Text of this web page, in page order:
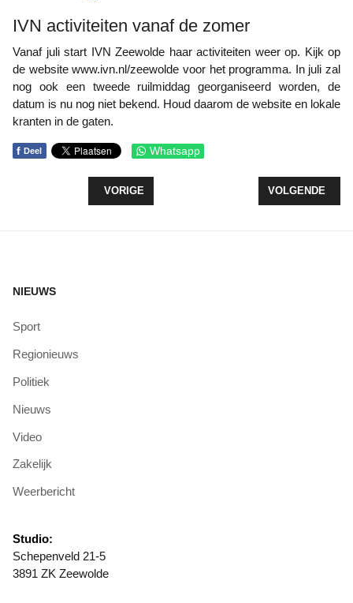
IVN activiteiten vanaf de zomer
Vanaf juli start IVN Zeewolde haar activiteiten weer op. Kijk op
de website www.ivn.nl/zeewolde voor het programma. In juli zal
nog ook een tweede ruilmiddag georganiseerd worden, de
datum is nu nog niet bekend. Houd daarom de website en lokale
kranten in de gaten.
f Deel Whatsapp
VORIG ARTIKEL: ‘HELE STAPEL KAARTEN’ VOOR
VORIGE VOLGENDE
VOLGENDE
NIEUWS
Sport
Regionieuws
Politiek
Nieuws
Video
Zakelijk
Weerbericht
Studio:
Schepenveld 21-5
3891 ZK Zeewolde